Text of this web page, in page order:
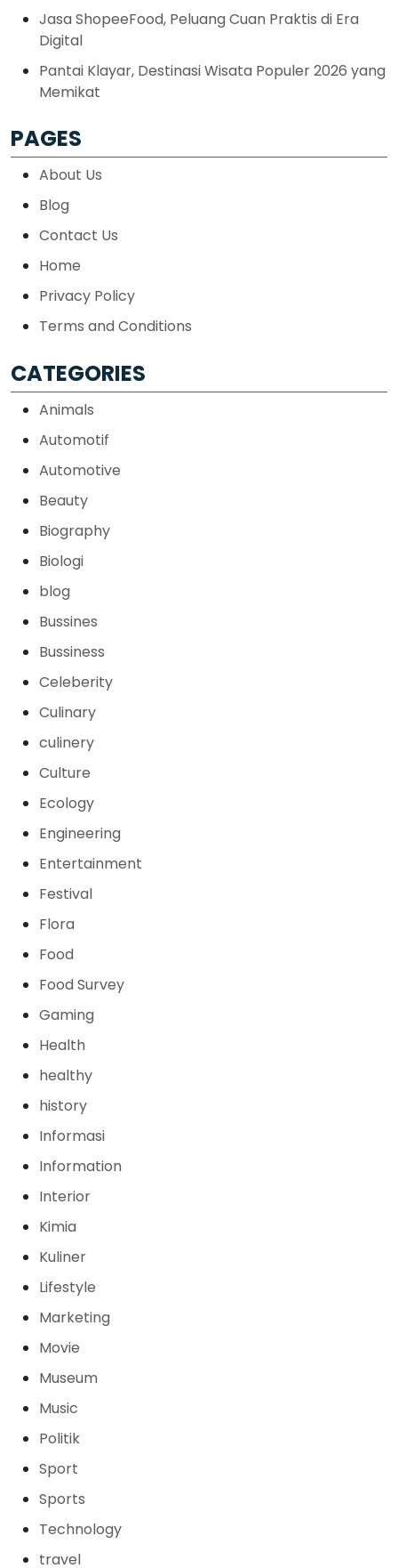
Jasa ShopeeFood, Peluang Cuan Praktis di Era
Digital
Pantai Klayar, Destinasi Wisata Populer 2026 yang
Memikat
PAGES
About Us
Blog
Contact Us
Home
Privacy Policy
Terms and Conditions
CATEGORIES
Animals
Automotif
Automotive
Beauty
Biography
Biologi
blog
Bussines
Bussiness
Celeberity
Culinary
culinery
Culture
Ecology
Engineering
Entertainment
Festival
Flora
Food
Food Survey
Gaming
Health
healthy
history
Informasi
Information
Interior
Kimia
Kuliner
Lifestyle
Marketing
Movie
Museum
Music
Politik
Sport
Sports
Technology
travel